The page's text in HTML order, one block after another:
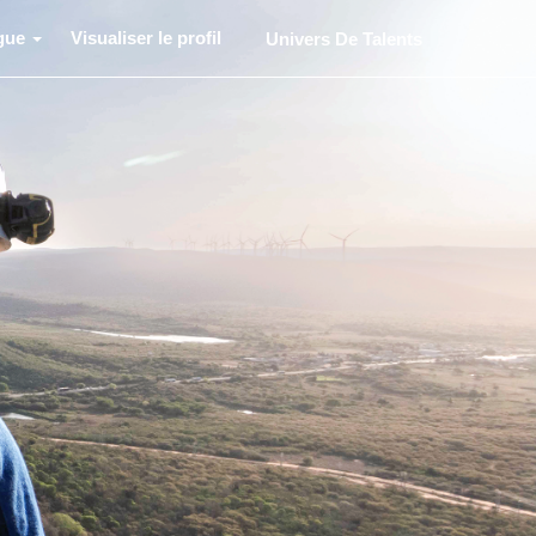
Visualiser le profil Univers De Talents